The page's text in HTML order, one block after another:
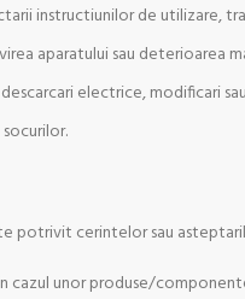
instructiunilor de utilizare,
aparatului sau deterioarea
electrice, modificari
potrivit cerintelor sau
cazul unor produse/